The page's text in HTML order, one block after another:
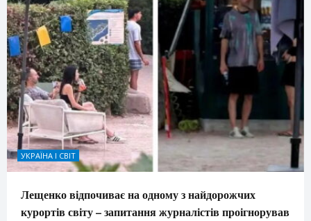
УКРАЇНА І СВІТ
Лещенко відпочиває на одному з найдорожчих
курортів світу – запитання журналістів проігнорував